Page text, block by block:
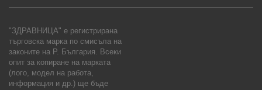
"ЗДРАВНИЦА" е регистрирана
търговска марка по смисъла на
законите на Р. България. Всеки
опит за копиране на марката
(лого, модел на работа,
информация и др.) ще бъде